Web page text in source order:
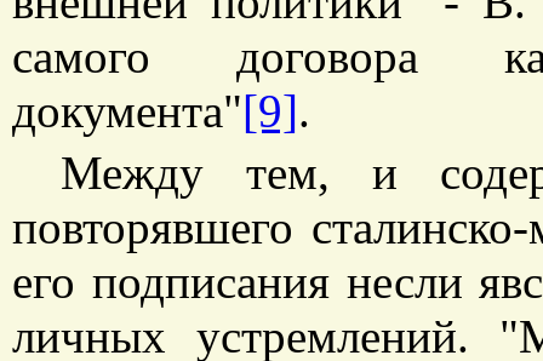
самого договора
документа"[9].
Между тем, и
повторявшего
его подписания несли
личных устремлений.